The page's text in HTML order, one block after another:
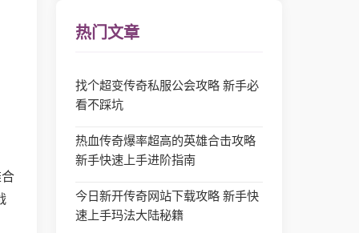
热门文章
找个超变传奇私服公会攻略 新手必
看不踩坑
热血传奇爆率超高的英雄合击攻略
新手快速上手进阶指南
今日新开传奇网站下载攻略 新手快
速上手玛法大陆秘籍